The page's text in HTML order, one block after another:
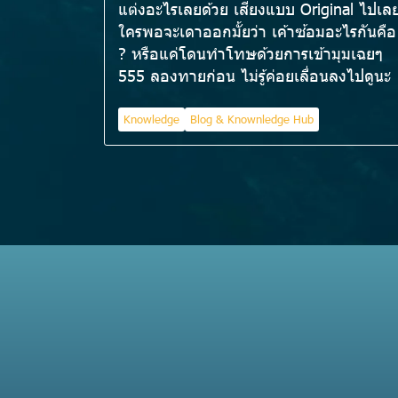
แต่งอะไรเลยด้วย เสียงแบบ Original ไปเล
ใครพอจะเดาออกมั้ยว่า เค้าซ้อมอะไรกันคือ
? หรือแค่โดนทำโทษด้วยการเข้ามุมเฉยๆ
555 ลองทายก่อน ไม่รู้ค่อยเลื่อนลงไปดูนะ
Knowledge Blog & Knownledge Hub